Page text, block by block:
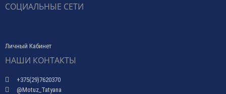
СОЦИАЛЬНЫЕ СЕТИ
Личный Кабинет
НАШИ КОНТАКТЫ
+375(29)7620370
@Motuz_Tatyana